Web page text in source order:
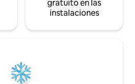
gratuito en las
instalaciones